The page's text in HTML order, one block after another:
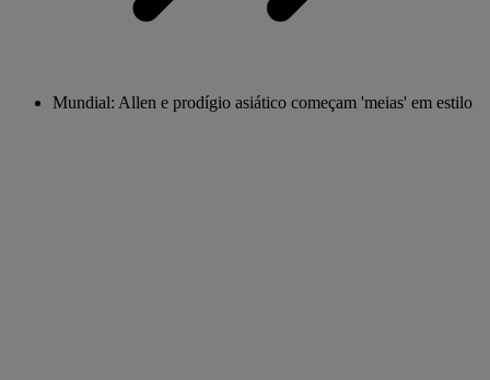
Mundial: Allen e prodígio asiático começam 'meias' em estilo